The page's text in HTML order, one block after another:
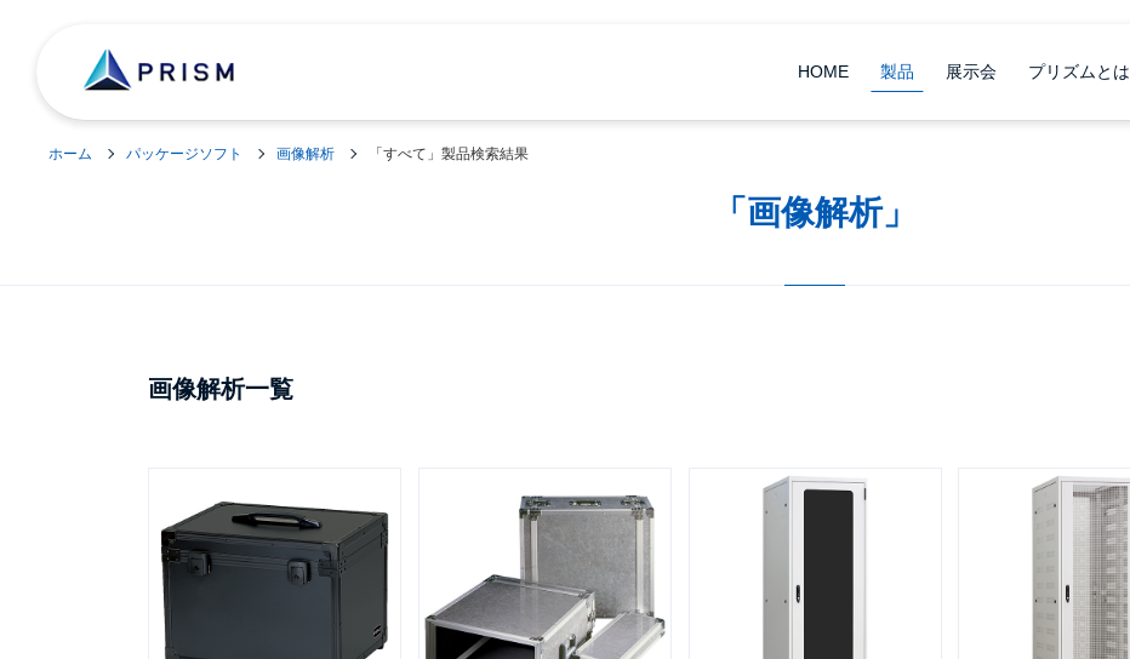
HOME 製品 展示会 プリズムとは
ホーム パッケージソフト 画像解析 「すべて」製品検索結果
「画像解析」
画像解析一覧